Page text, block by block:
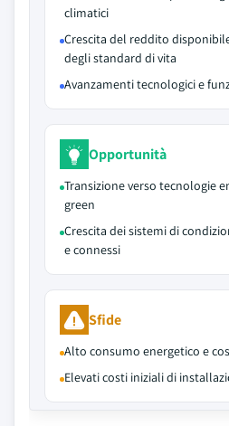
climatici
Crescita del reddito
degli standard di vita
Avanzamenti tecnologici e
Opportunità
Transizione verso tecnologie
green
Crescita dei sistemi di
e connessi
Sfide
Alto consumo energetico e
Elevati costi iniziali di